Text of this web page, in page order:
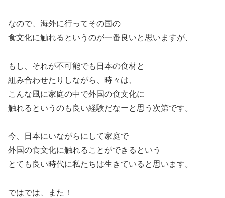
なので、海外に行ってその国の
食文化に触れるというのが一番良いと思いますが、
もし、それが不可能でも日本の食材と
組み合わせたりしながら、時々は、
こんな風に家庭の中で外国の食文化に
触れるというのも良い経験だなーと思う次第です。
今、日本にいながらにして家庭で
外国の食文化に触れることができるという
とても良い時代に私たちは生きていると思います。
ではでは、また！